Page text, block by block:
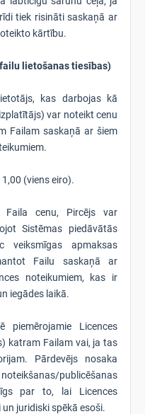
tiek risināti saskaņā ar
kārtību.
lietošanas tiesības)
kas darbojas kā
var noteikt cenu
Failam saskaņā ar šiem
(viens eiro).
cenu, Pircējs var
Sistēmas piedāvātās
veiksmīgas apmaksas
Failu saskaņā ar
noteikumiem, kas ir
iegādes laikā.
piemērojamie Licences
katram Failam vai, ja tas
Pārdevējs nosaka
publicēšanas
par to, lai Licences
juridiski spēkā esoši.